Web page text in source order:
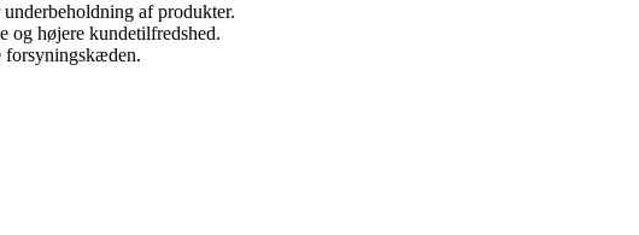
af produkter.
og højere kundetilfredshed.
forsyningskæden.